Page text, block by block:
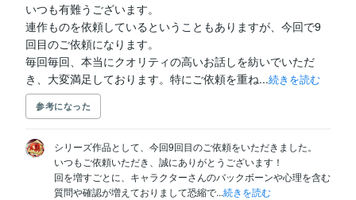
いつも有難うございます。
連作ものを依頼しているということもありますが、今回で9
回目のご依頼になります。
毎回毎回、本当にクオリティの高いお話しを紡いでいただ
き、大変満足しております。特にご依頼を重ね...続きを読む
参考になった
シリーズ作品として、今回9回目のご依頼をいただきました。
いつもご依頼いただき、誠にありがとうございます！
回を増すごとに、キャラクターさんのバックボーンや心理を含む
質問や確認が増えておりまして恐縮で...続きを読む